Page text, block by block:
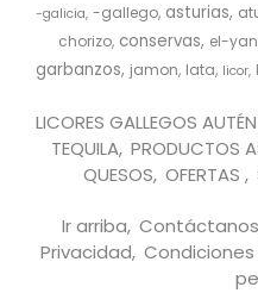
-galicia -gallego asturias
chorizo conservas el-
garbanzos jamon lata licor
LICORES GALLEGOS
TEQUILA PRODUCTOS
QUESOS OFERTAS
Ir arriba Contáctanos
Privacidad